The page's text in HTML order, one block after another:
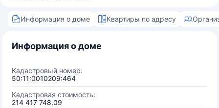
Информация о доме Квартиры по адресу
Информация о доме
Кадастровый номер:
50:11:0010209:464
Кадастровая стоимость:
214 417 748,09